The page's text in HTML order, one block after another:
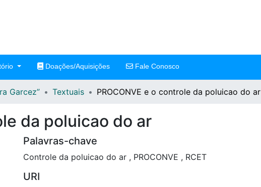
Doações/Aquisições Fale Conosco
Garcez” Textuais PROCONVE e o controle da poluicao do ar
da poluicao do ar
Palavras-chave
Controle da poluicao do ar , PROCONVE , RCET
URI